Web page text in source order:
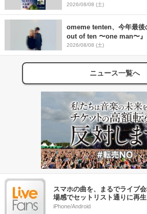
SCOOBIE DO、かりゆし
2026/08/08 (土)
omeme tenten、今年最後
out of ten 〜one man〜』
2026/08/08 (土)
ニュース一覧へ
スマホの曲を、まるでライブ
場感でセットリスト通りに再生
iPhone/Android